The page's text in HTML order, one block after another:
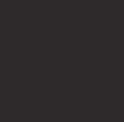
воронкой и с